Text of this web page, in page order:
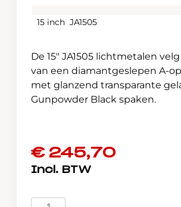
15 inch JA1505
De 15″ JA1505 lichtmetalen
van een diamantgeslepen A-
met glanzend transparante
Gunpowder Black spaken.
€245,70
Jazz